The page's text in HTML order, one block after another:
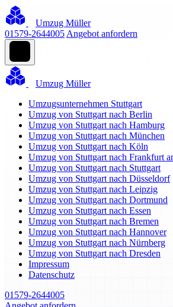
Umzug Müller
01579-2644005 Angebot anfordern
Umzug Müller
Umzugsunternehmen Stuttgart
Umzug von Stuttgart nach Berlin
Umzug von Stuttgart nach Hamburg
Umzug von Stuttgart nach München
Umzug von Stuttgart nach Köln
Umzug von Stuttgart nach Frankfurt
Umzug von Stuttgart nach Stuttgart
Umzug von Stuttgart nach Düsseldorf
Umzug von Stuttgart nach Leipzig
Umzug von Stuttgart nach Dortmund
Umzug von Stuttgart nach Essen
Umzug von Stuttgart nach Bremen
Umzug von Stuttgart nach Hannover
Umzug von Stuttgart nach Nürnberg
Umzug von Stuttgart nach Dresden
Impressum
Datenschutz
01579-2644005